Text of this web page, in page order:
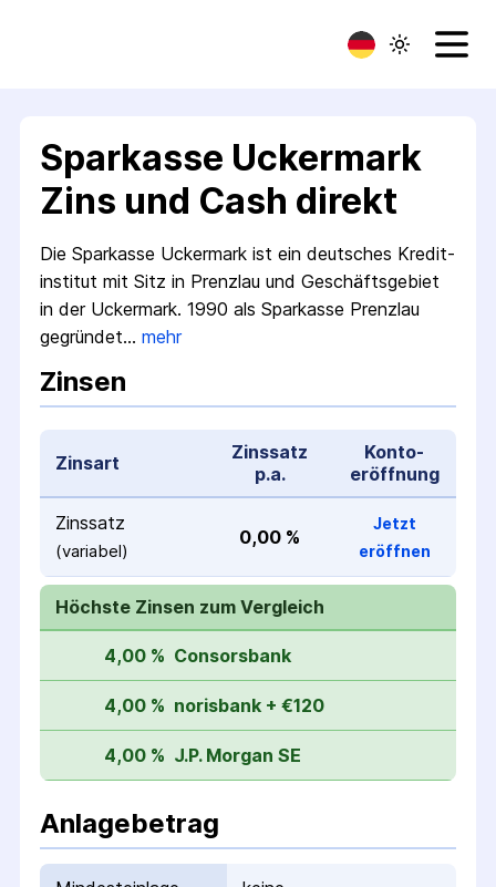
Sparkasse Uckermark
Zins und Cash direkt
Die Sparkasse Uckermark ist ein deutsches Kredit­
institut mit Sitz in Prenzlau und Geschäfts­gebiet
in der Uckermark. 1990 als Sparkasse Prenzlau
gegründet… mehr
Zinsen
Zinsart
Zinssatz
p.a.
Konto­
eröffnung
Zinssatz
(variabel)
0,00 %
Jetzt
eröffnen
Höchste Zinsen zum Vergleich
4,00 % Consorsbank
4,00 % norisbank + €120
4,00 % J.P. Morgan SE
Anlagebetrag